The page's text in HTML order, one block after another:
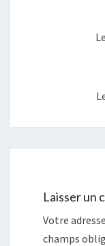
Laisser un
Votre
champs